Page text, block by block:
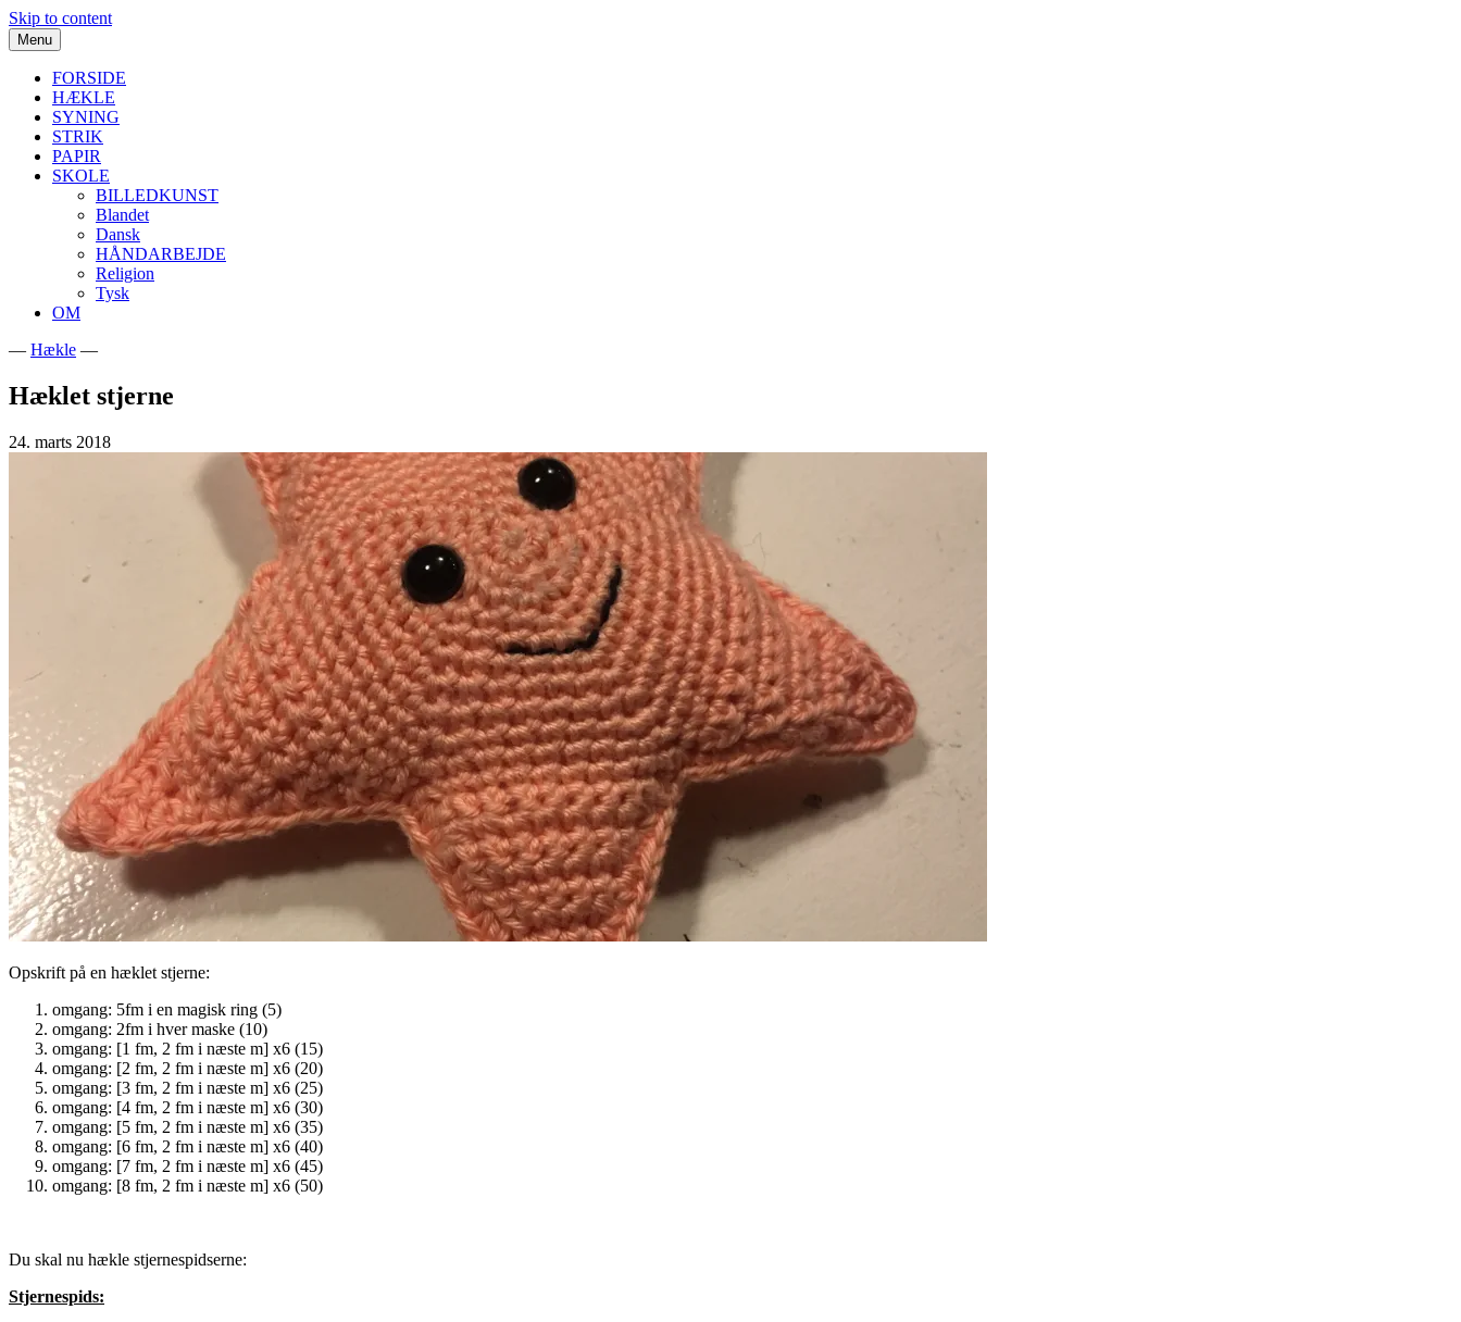
Skip to content
Menu
FORSIDE
HÆKLE
SYNING
STRIK
PAPIR
SKOLE
BILLEDKUNST
Blandet
Dansk
HÅNDARBEJDE
Religion
Tysk
OM
www.ideskyen.dk
— Hækle —
Hæklet stjerne
24. marts 2018
Opskrift på en hæklet stjerne:
omgang: 5fm i en magisk ring (5)
omgang: 2fm i hver maske (10)
omgang: [1 fm, 2 fm i næste m] x6 (15)
omgang: [2 fm, 2 fm i næste m] x6 (20)
omgang: [3 fm, 2 fm i næste m] x6 (25)
omgang: [4 fm, 2 fm i næste m] x6 (30)
omgang: [5 fm, 2 fm i næste m] x6 (35)
omgang: [6 fm, 2 fm i næste m] x6 (40)
omgang: [7 fm, 2 fm i næste m] x6 (45)
omgang: [8 fm, 2 fm i næste m] x6 (50)
Du skal nu hækle stjernespidserne:
Stjernespids: